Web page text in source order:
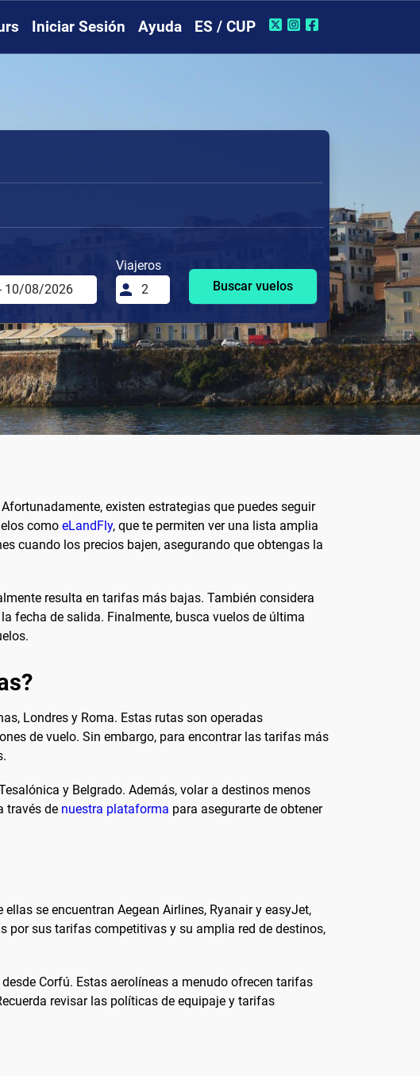
Iniciar Sesión Ayuda ES / CUP
Viajeros
Buscar vuelos
existen estrategias que puedes seguir
como eLandFly, que te permiten ver una lista amplia
cuando los precios bajen, asegurando que obtengas la
resulta en tarifas más bajas. También considera
fecha de salida. Finalmente, busca vuelos de última
Londres y Roma. Estas rutas son operadas
de vuelo. Sin embargo, para encontrar las tarifas más
y Belgrado. Además, volar a destinos menos
través de nuestra plataforma para asegurarte de obtener
ellas se encuentran Aegean Airlines, Ryanair y easyJet,
por sus tarifas competitivas y su amplia red de destinos,
Corfú. Estas aerolíneas a menudo ofrecen tarifas
revisar las políticas de equipaje y tarifas